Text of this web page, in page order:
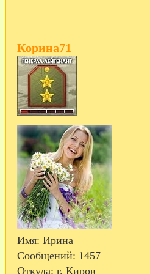
Корина71
Имя: Ирина
Сообщений: 1457
Откуда: г. Киров